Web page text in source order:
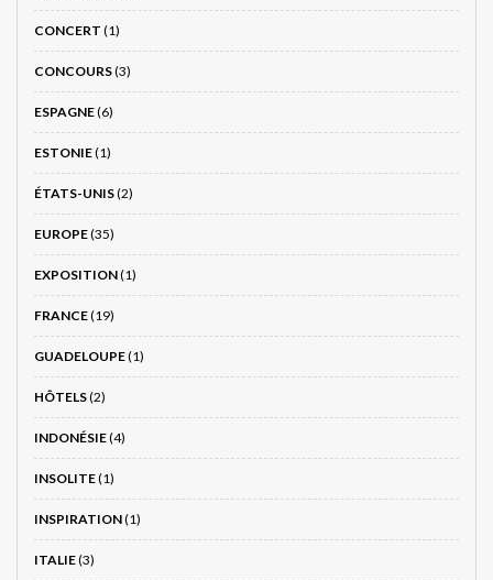
CONCERT (1)
CONCOURS(3)
ESPAGNE(6)
ESTONIE(1)
ÉTATS-UNIS(2)
EUROPE(35)
EXPOSITION(1)
FRANCE(19)
GUADELOUPE(1)
HÔTELS(2)
INDONÉSIE(4)
INSOLITE(1)
INSPIRATION(1)
ITALIE(3)